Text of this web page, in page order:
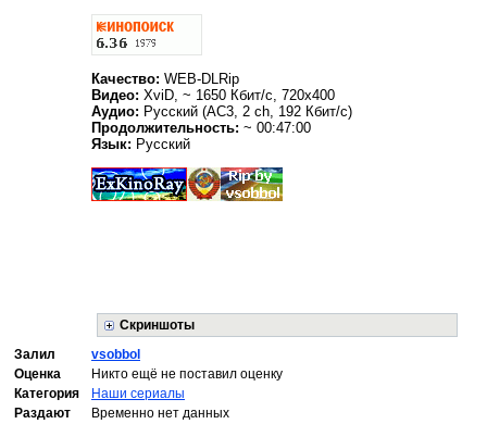
Качество: WEB-DLRip
Видео: XviD, ~ 1650 Кбит/с, 720x400
Аудио: Русский (AC3, 2 ch, 192 Кбит/с)
Продолжительность: ~ 00:47:00
Язык: Русский
Скриншоты
Залил
vsobbol
Оценка
Никто ещё не поставил оценку
Категория
Наши сериалы
Раздают
Временно нет данных